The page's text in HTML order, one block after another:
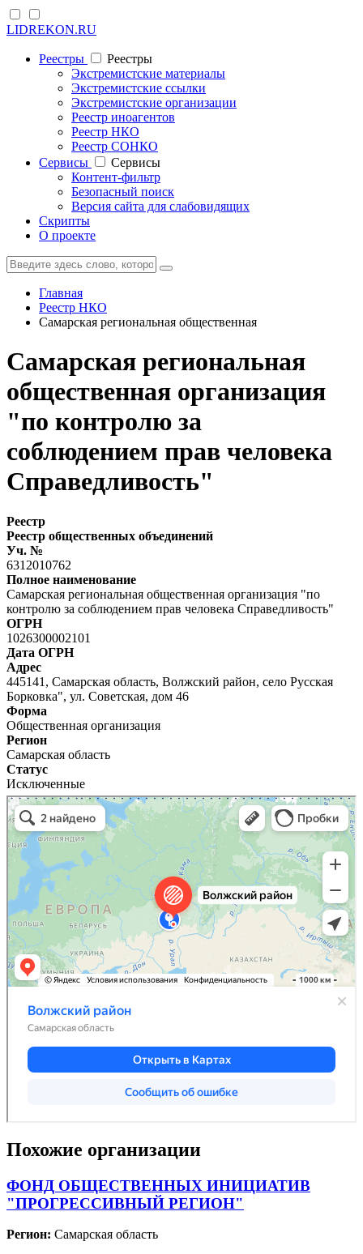
LIDREKON.RU
Реестры
Реестры
Экстремистские материалы
Экстремистские ссылки
Экстремистские организации
Реестр иноагентов
Реестр НКО
Реестр СОНКО
Cервисы
Cервисы
Контент-фильтр
Безопасный поиск
Версия сайта для слабовидящих
Скрипты
О проекте
Главная
Реестр НКО
Самарская региональная общественная
Самарская региональная
общественная организация
"по контролю за
соблюдением прав человека
Справедливость"
Реестр
Реестр общественных объединений
Уч. №
6312010762
Полное наименование
Самарская региональная общественная организация "по
контролю за соблюдением прав человека Справедливость"
ОГРН
1026300002101
Дата ОГРН
Адрес
445141, Самарская область, Волжский район, село Русская
Борковка", ул. Советская, дом 46
Форма
Общественная организация
Регион
Самарская область
Статус
Исключенные
Похожие организации
ФОНД ОБЩЕСТВЕННЫХ ИНИЦИАТИВ
"ПРОГРЕССИВНЫЙ РЕГИОН"
Регион: Самарская область